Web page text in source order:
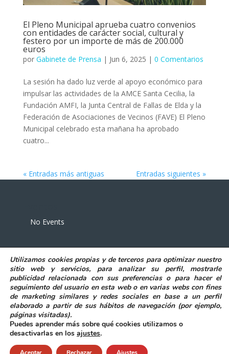
El Pleno Municipal aprueba cuatro convenios
con entidades de carácter social, cultural y
festero por un importe de más de 200.000
euros
por Gabinete de Prensa | Jun 6, 2025 | 0 Comentarios
La sesión ha dado luz verde al apoyo económico para
impulsar las actividades de la AMCE Santa Cecilia, la
Fundación AMFI, la Junta Central de Fallas de Elda y la
Federación de Asociaciones de Vecinos (FAVE) El Pleno
Municipal celebrado esta mañana ha aprobado
cuatro...
« Entradas más antiguas Entradas siguientes »
No Events
POLITICA DE PRIVACIDAD
AVISO LEGAL
POLITICA DE COOKIES
DECLARACIÓN DE ACCESIBILIDAD
Utilizamos cookies propias y de terceros para optimizar nuestro
sitio web y servicios, para analizar su perfil, mostrarle
publicidad relacionada con sus preferencias o para hacer el
seguimiento del usuario en esta web o en varias webs con fines
de marketing similares y redes sociales en base a un perfil
elaborado a partir de sus hábitos de navegación (por ejemplo,
páginas visitadas).
Puedes aprender más sobre qué cookies utilizamos o
desactivarlas en los ajustes.